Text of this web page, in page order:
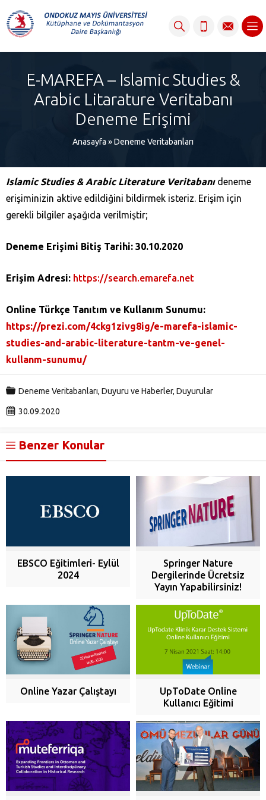
E-MAREFA – Islamic Studies &
Arabic Litarature Veritabanı
Deneme Erişimi
Anasayfa »Deneme Veritabanları
Islamic Studies & Arabic Literature Veritabanıdeneme
erişiminizin aktive edildiğini bildirmek isteriz. Erişim için
gerekli bilgiler aşağıda verilmiştir;
Deneme Erişimi Bitiş Tarihi: 30.10.2020
Erişim Adresi: https://search.emarefa.net
Online Türkçe Tanıtım ve Kullanım Sunumu:
https://prezi.com/4ckg1zivg8ig/e-marefa-islamic-
studies-and-arabic-literature-tantm-ve-genel-
kullanm-sunumu/
Deneme Veritabanları, Duyuru ve Haberler, Duyurular
30.09.2020
Benzer Konular
EBSCO Eğitimleri- Eylül
2024
Springer Nature
Dergilerinde Ücretsiz
Yayın Yapabilirsiniz!
Online Yazar Çalıştayı
UpToDate Online
Kullanıcı Eğitimi